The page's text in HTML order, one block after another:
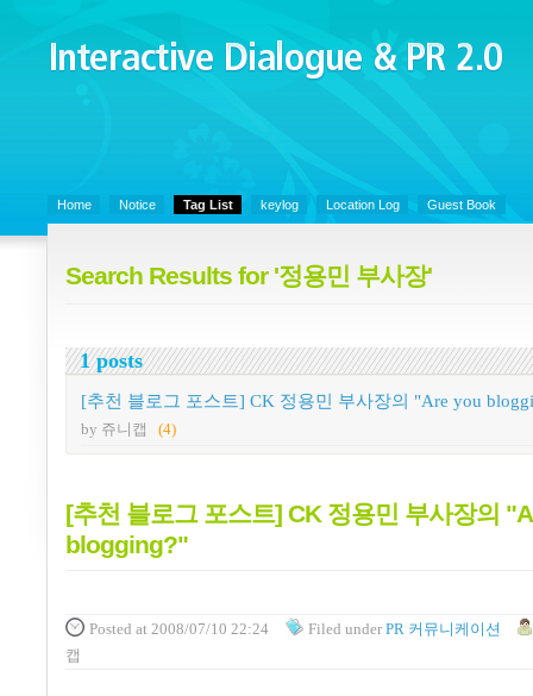
Interactive Dialogue &
PR 2.0
Home Notice Tag List keylog Location Log Guest Book
Search Results for '정용민 부사장'
1 posts
[추천 블로그 포스트] CK 정용민 부사장의 "Are you
by 쥬니캡 (4)
[추천 블로그 포스트] CK 정용민 부사장의
blogging?"
Posted at 2008/07/10 22:24 Filed under PR 커뮤니케이션
캡